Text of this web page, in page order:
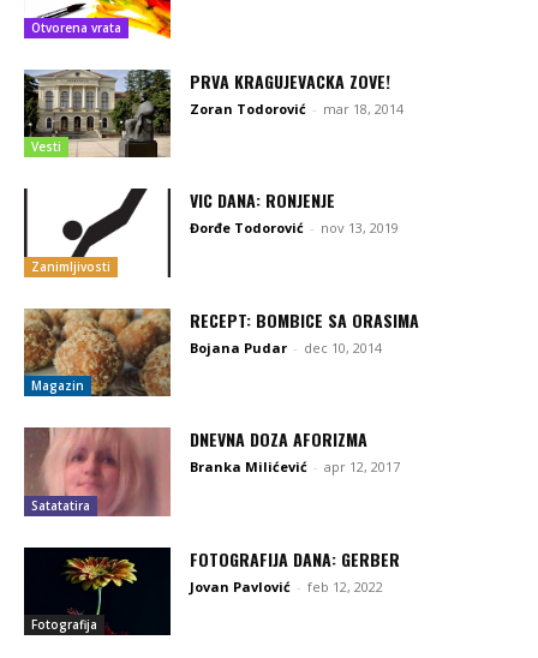
Otvorena vrata
Vesti
PRVA KRAGUJEVACKA ZOVE!
Zoran Todorović - mar 18, 2014
Zanimljivosti
VIC DANA: RONJENJE
Đorđe Todorović - nov 13, 2019
Magazin
RECEPT: BOMBICE SA ORASIMA
Bojana Pudar - dec 10, 2014
Satatatira
DNEVNA DOZA AFORIZMA
Branka Milićević - apr 12, 2017
Fotografija
FOTOGRAFIJA DANA: GERBER
Jovan Pavlović - feb 12, 2022